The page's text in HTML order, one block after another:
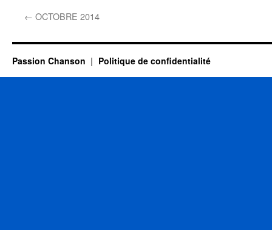
← OCTOBRE 2014
Passion Chanson Politique de confidentialité